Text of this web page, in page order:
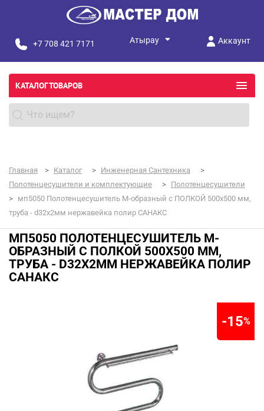
+7 708 421 7171 Аккаунт
КАТАЛОГ ТОВАРОВ
Главная Каталог
Инженерная Сантехника
Полотенцесушители и комплектующие
Полотенцесушители
мп5050 Полотенцесушитель М-образный с ПОЛКОЙ 500х500 мм,
труба - d32x2мм нержавейка полир САНАКС
МП5050 ПОЛОТЕНЦЕСУШИТЕЛЬ М-
ОБРАЗНЫЙ С ПОЛКОЙ 500Х500 ММ,
ТРУБА - D32X2ММ НЕРЖАВЕЙКА ПОЛИР
САНАКС
-15%